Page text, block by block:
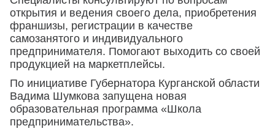
открытия и ведения своего дела, приобретения
франшизы, регистрации в качестве
самозанятого и индивидуального
предпринимателя. Помогают выходить со своей
продукцией на маркетплейсы.
По инициативе Губернатора Курганской области
Вадима Шумкова запущена новая
образовательная программа «Школа
предпринимательства».